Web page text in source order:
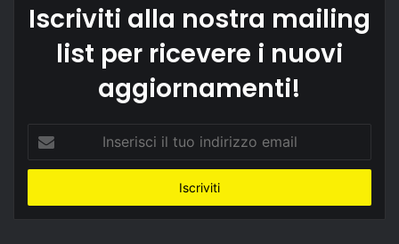
Iscriviti alla nostra mailing
list per ricevere i nuovi
aggiornamenti!
tuo
email